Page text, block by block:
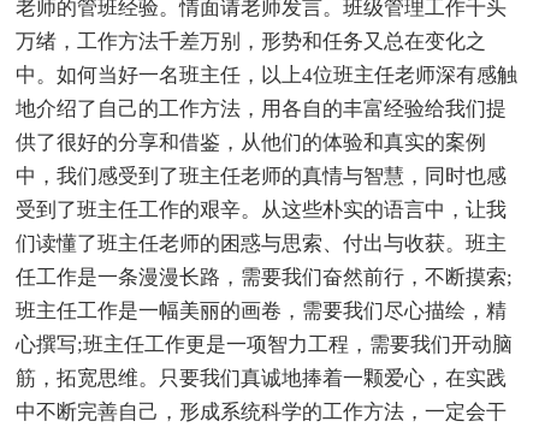
老师的管班经验。情面请老师发言。班级管理工作千头
万绪，工作方法千差万别，形势和任务又总在变化之
中。如何当好一名班主任，以上4位班主任老师深有感触
地介绍了自己的工作方法，用各自的丰富经验给我们提
供了很好的分享和借鉴，从他们的体验和真实的案例
中，我们感受到了班主任老师的真情与智慧，同时也感
受到了班主任工作的艰辛。从这些朴实的语言中，让我
们读懂了班主任老师的困惑与思索、付出与收获。班主
任工作是一条漫漫长路，需要我们奋然前行，不断摸索;
班主任工作是一幅美丽的画卷，需要我们尽心描绘，精
心撰写;班主任工作更是一项智力工程，需要我们开动脑
筋，拓宽思维。只要我们真诚地捧着一颗爱心，在实践
中不断完善自己，形成系统科学的工作方法，一定会干